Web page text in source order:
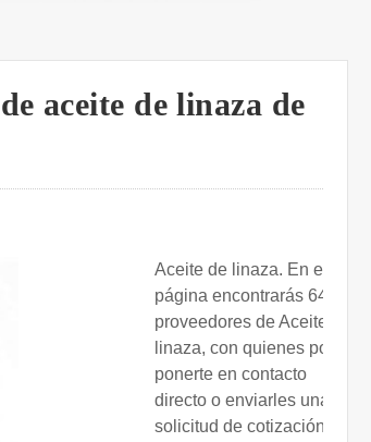
aceite de linaza de
Aceite de linaza. En esta
página encontrarás 64
proveedores de Aceite de
linaza, con quienes podrás
ponerte en contacto
directo o enviarles una
solicitud de cotización.